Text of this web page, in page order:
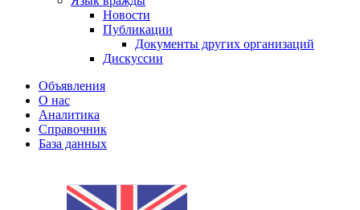
Новости
Публикации
Документы других организаций
Дискуссии
Объявления
О нас
Аналитика
Справочник
База данных